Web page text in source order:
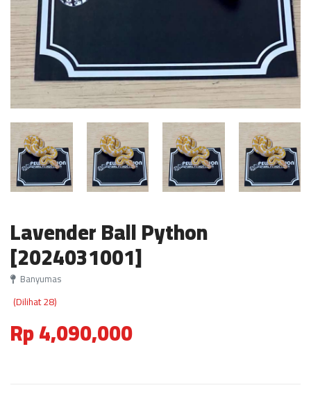
Lavender Ball Python
[2024031001]
Banyumas
(Dilihat 28)
Rp 4,090,000